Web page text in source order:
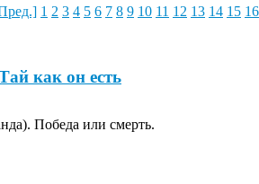
1 2 3 4 5 6 7 8 9 10 11 12 13 14 15 16
как он есть
Победа или смерть.